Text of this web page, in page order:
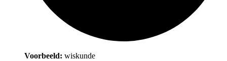
Voorbeeld: wiskunde